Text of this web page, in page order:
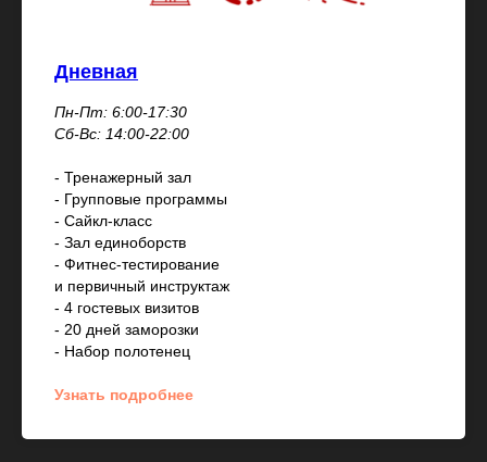
Дневная
Пн-Пт: 6:00-17:30
Сб-Вс: 14:00-22:00
- Тренажерный зал
- Групповые программы
- Сайкл-класс
- Зал единоборств
- Фитнес-тестирование
и первичный инструктаж
- 4 гостевых визитов
- 20 дней заморозки
- Набор полотенец
Узнать подробнее